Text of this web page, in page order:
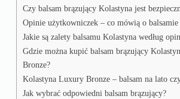
Czy balsam brązujący Kolastyna jest
Opinie użytkowniczek – co mówią o balsamie
Jakie są zalety balsamu Kolastyna według
Gdzie można kupić balsam brązujący
Bronze?
Kolastyna Luxury Bronze – balsam na lato
Jak wybrać odpowiedni balsam brązujący?